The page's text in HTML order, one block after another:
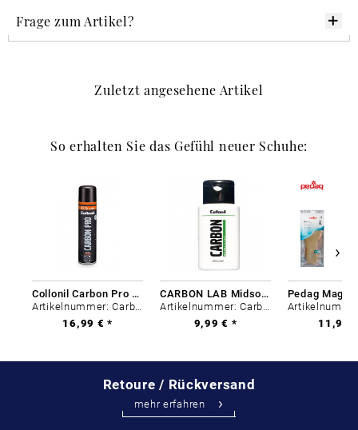
Frage zum Artikel?
Zuletzt angesehene Artikel
So erhalten Sie das Gefühl neuer Schuhe:
Collonil Carbon Pro 400 ml
Artikelnummer: Carbon-0
16,99 € *
CARBON LAB Midsole Cleaner
Artikelnummer: Carbon-0
9,99 € *
11,99
Retoure / Rückversand
mehr erfahren